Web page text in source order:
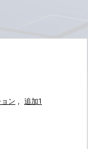

ン , 追加1